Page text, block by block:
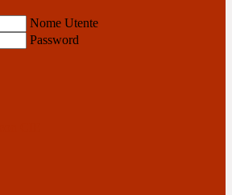
Nome Utente
Password